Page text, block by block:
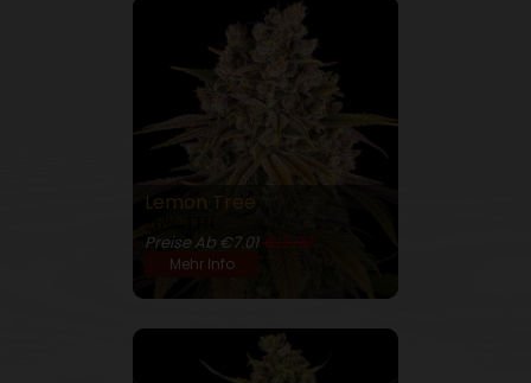
Lemon Tree
Preise Ab €7.01€13.98
Mehr Info